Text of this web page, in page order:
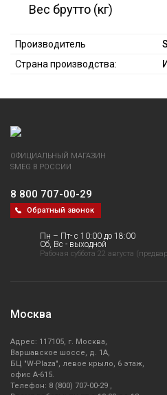
Вес брутто (кг)
Производитель
Страна производства:
ОФИЦИАЛЬНЫЙ МАГАЗИН
SMEG В РОССИИ
8 800 707-00-29
Обратный звонок
Пн – Пт- с 10:00 до 18:00
Сб, Вс - выходной
Рабочая суббота 22 августа
Москва
Адрес: 117105, г. Москва,
Варшавское шоссе, д. 1А,
БЦ "W-Plaza", левое крыло, 6 этаж,
офис А-615.
Телефон: 8 (800) 707-00-29 ,